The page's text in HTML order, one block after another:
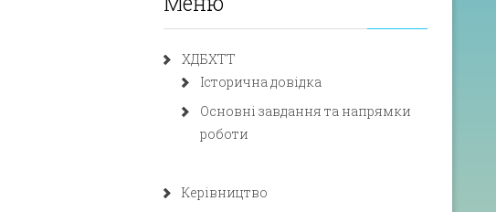
ХДБХТТ
Історична довідка
Основні завдання та напрямки
роботи
Керівництво